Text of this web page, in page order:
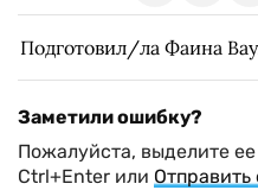
Подготовил/ла Фаина
Заметили ошибку?
Пожалуйста, выделите
Ctrl+Enter или